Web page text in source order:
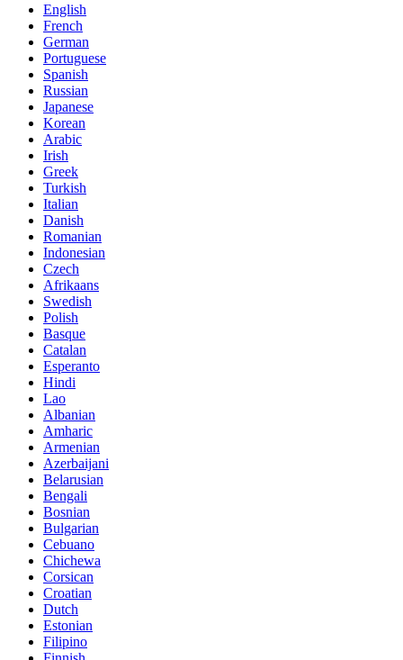
English
French
German
Portuguese
Spanish
Russian
Japanese
Korean
Arabic
Irish
Greek
Turkish
Italian
Danish
Romanian
Indonesian
Czech
Afrikaans
Swedish
Polish
Basque
Catalan
Esperanto
Hindi
Lao
Albanian
Amharic
Armenian
Azerbaijani
Belarusian
Bengali
Bosnian
Bulgarian
Cebuano
Chichewa
Corsican
Croatian
Dutch
Estonian
Filipino